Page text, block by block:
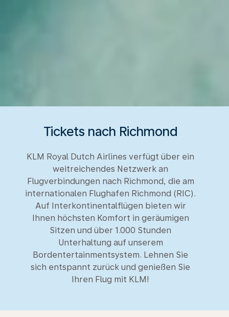
Tickets nach Richmond
KLM Royal Dutch Airlines verfügt über ein
weitreichendes Netzwerk an
Flugverbindungen nach Richmond, die am
internationalen Flughafen Richmond (RIC).
Auf Interkontinentalflügen bieten wir
Ihnen höchsten Komfort in geräumigen
Sitzen und über 1.000 Stunden
Unterhaltung auf unserem
Bordentertainmentsystem. Lehnen Sie
sich entspannt zurück und genießen Sie
Ihren Flug mit KLM!